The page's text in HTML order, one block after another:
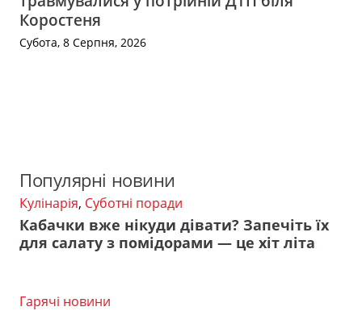
Коростеня
Субота, 8 Серпня, 2026
Популярні новини
Кулінарія, Суботні поради
Кабачки вже нікуди дівати? Запечіть їх
для салату з помідорами — це хіт літа
Гарячі новини